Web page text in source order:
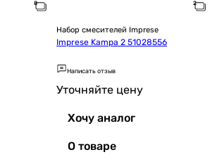
Набор смесителей Imprese
Imprese Kampa 2 51028556
Написать отзыв
Уточняйте цену
Хочу аналог
О товаре